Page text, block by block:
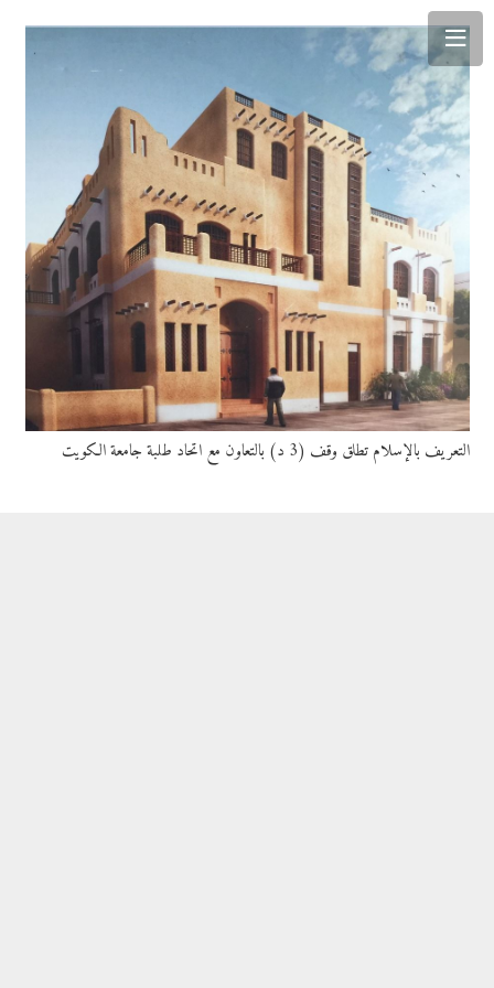
التعريف بالإسلام تطلق وقف (3 د) بالتعاون مع اتحاد طلبة جامعة الكويت